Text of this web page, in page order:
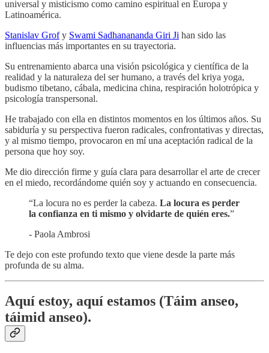
universal y misticismo como camino espiritual en Europa y
Latinoamérica.
Stanislav Grofy Swami Sadhanananda Giri Ji han sido las
influencias más importantes en su trayectoria.
Su entrenamiento abarca una visión psicológica y científica de la
realidad y la naturaleza del ser humano, a través del kriya yoga,
budismo tibetano, cábala, medicina china, respiración holotrópica y
psicología transpersonal.
He trabajado con ella en distintos momentos en los últimos años. Su
sabiduría y su perspectiva fueron radicales, confrontativas y directas,
y al mismo tiempo, provocaron en mí una aceptación radical de la
persona que hoy soy.
Me dio dirección firme y guía clara para desarrollar el arte de crecer
en el miedo, recordándome quién soy y actuando en consecuencia.
“La locura no es perder la cabeza. La locura es perder
la confianza en ti mismo y olvidarte de quién eres.”
- Paola Ambrosi
Te dejo con este profundo texto que viene desde la parte más
profunda de su alma.
Aquí estoy, aquí estamos (Táim anseo,
táimid anseo).